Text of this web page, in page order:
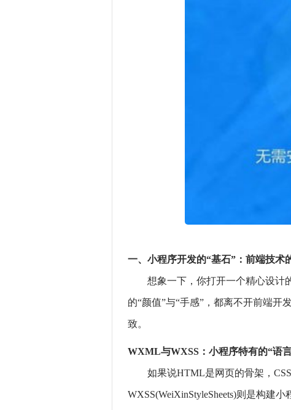
一、小程序开发的“基石”：前端技术
想象一下，你打开一个精心设计
的“颜值”与“手感”，都离不开前端
致。
WXML与WXSS：小程序特有的“语
如果说HTML是网页的骨架，
WXSS(WeiXinStyleSheets)则是构建